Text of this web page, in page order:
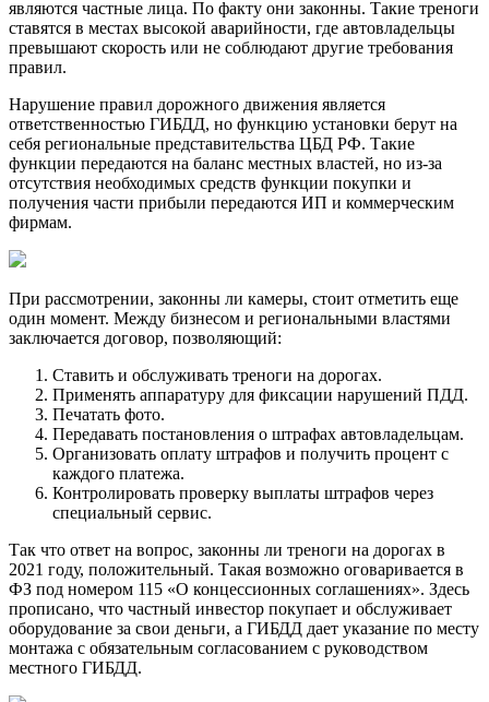
являются частные лица. По факту они законны. Такие треноги
ставятся в местах высокой аварийности, где автовладельцы
превышают скорость или не соблюдают другие требования
правил.
Нарушение правил дорожного движения является
ответственностью ГИБДД, но функцию установки берут на
себя региональные представительства ЦБД РФ. Такие
функции передаются на баланс местных властей, но из-за
отсутствия необходимых средств функции покупки и
получения части прибыли передаются ИП и коммерческим
фирмам.
При рассмотрении, законны ли камеры, стоит отметить еще
один момент. Между бизнесом и региональными властями
заключается договор, позволяющий:
Ставить и обслуживать треноги на дорогах.
Применять аппаратуру для фиксации нарушений ПДД.
Печатать фото.
Передавать постановления о штрафах автовладельцам.
Организовать оплату штрафов и получить процент с
каждого платежа.
Контролировать проверку выплаты штрафов через
специальный сервис.
Так что ответ на вопрос, законны ли треноги на дорогах в
2021 году, положительный. Такая возможно оговаривается в
ФЗ под номером 115 «О концессионных соглашениях». Здесь
прописано, что частный инвестор покупает и обслуживает
оборудование за свои деньги, а ГИБДД дает указание по месту
монтажа с обязательным согласованием с руководством
местного ГИБДД.